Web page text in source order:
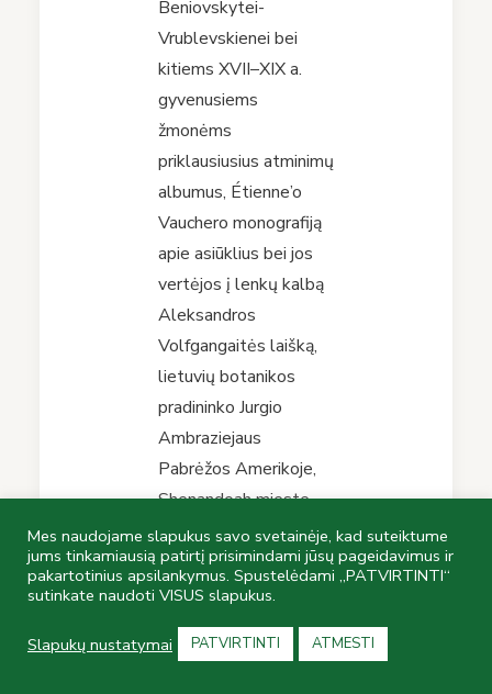
Beniovskytei-
Vrublevskienei bei
kitiems XVII–XIX a.
gyvenusiems
žmonėms
priklausiusius atminimų
albumus, Étienne’o
Vauchero monografiją
apie asiūklius bei jos
vertėjos į lenkų kalbą
Aleksandros
Volfgangaitės laišką,
lietuvių botanikos
pradininko Jurgio
Ambraziejaus
Pabrėžos Amerikoje,
Shenandoah mieste,
1900 išspausdintą
knygą „Botanika, arba
taislius auguminis“,
kitus dokumentus.
Mes naudojame slapukus savo svetainėje, kad suteiktume
jums tinkamiausią patirtį prisimindami jūsų pageidavimus ir
pakartotinius apsilankymus. Spustelėdami „PATVIRTINTI“
sutinkate naudoti VISUS slapukus.
Slapukų nustatymai PATVIRTINTI ATMESTI